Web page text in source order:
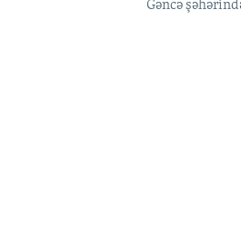
Gəncə